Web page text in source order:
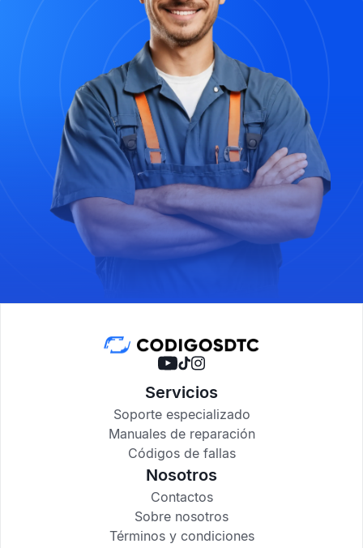
Servicios
Soporte especializado
Manuales de reparación
Códigos de fallas
Nosotros
Contactos
Sobre nosotros
Términos y condiciones